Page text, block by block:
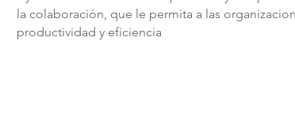
la colaboración, que le permita a las
productividad y eficiencia